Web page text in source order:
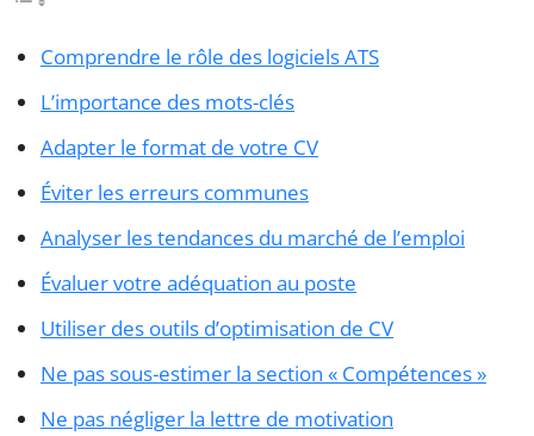
Comprendre le rôle des logiciels ATS
L’importance des mots-clés
Adapter le format de votre CV
Éviter les erreurs communes
Analyser les tendances du marché de l’emploi
Évaluer votre adéquation au poste
Utiliser des outils d’optimisation de CV
Ne pas sous-estimer la section « Compétences »
Ne pas négliger la lettre de motivation